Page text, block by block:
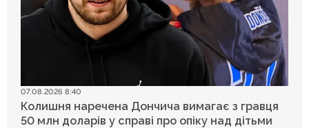
07.08.2026 8:40
Колишня наречена Дончича вимагає з гравця
50 млн доларів у справі про опіку над дітьми